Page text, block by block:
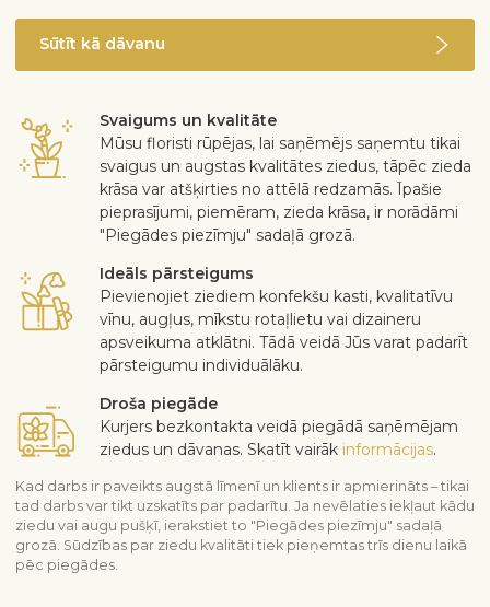
Drošs bērniem un mājdzīvniekiem.
Sūtīt kā dāvanu
Svaigums un kvalitāte
Mūsu floristi rūpējas, lai saņēmējs saņemtu tikai
svaigus un augstas kvalitātes ziedus, tāpēc zieda
krāsa var atšķirties no attēlā redzamās. Īpašie
pieprasījumi, piemēram, zieda krāsa, ir norādāmi
"Piegādes piezīmju" sadaļā grozā.
Ideāls pārsteigums
Pievienojiet ziediem konfekšu kasti, kvalitatīvu
vīnu, augļus, mīkstu rotaļlietu vai dizaineru
apsveikuma atklātni. Tādā veidā Jūs varat padarīt
pārsteigumu individuālāku.
Droša piegāde
Kurjers bezkontakta veidā piegādā saņēmējam
ziedus un dāvanas. Skatīt vairāk informācijas.
Kad darbs ir paveikts augstā līmenī un klients ir apmierināts – tikai
tad darbs var tikt uzskatīts par padarītu. Ja nevēlaties iekļaut kādu
ziedu vai augu pušķī, ierakstiet to "Piegādes piezīmju" sadaļā
grozā. Sūdzības par ziedu kvalitāti tiek pieņemtas trīs dienu laikā
pēc piegādes.